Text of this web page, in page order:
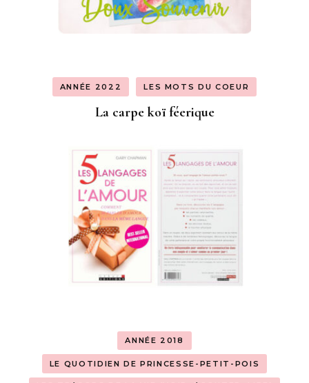
ANNÉE 2022 LES MOTS DU COEUR
La carpe koï féerique
ANNÉE 2018
LE QUOTIDIEN DE PRINCESSE-PETIT-POIS